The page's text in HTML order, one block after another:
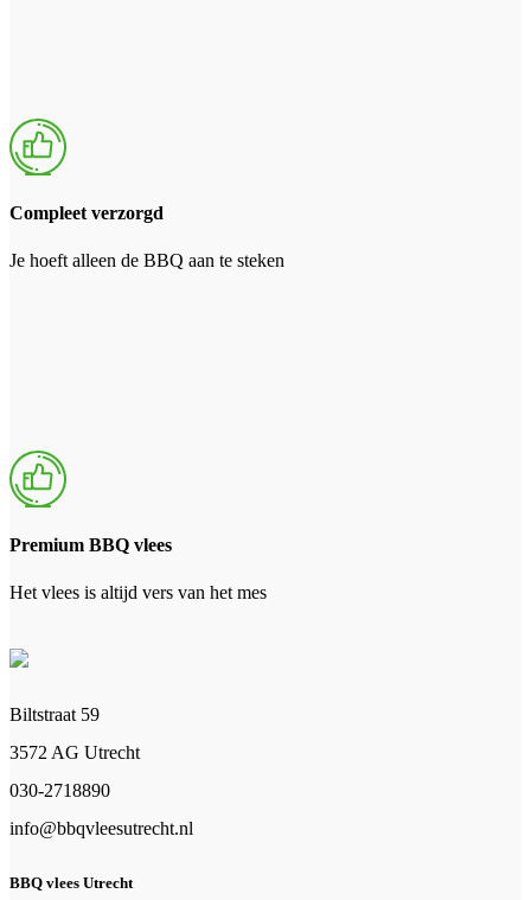
Compleet verzorgd
Je hoeft alleen de BBQ aan te steken
Premium BBQ vlees
Het vlees is altijd vers van het mes
Biltstraat 59
3572 AG Utrecht
030-2718890
info@bbqvleesutrecht.nl
BBQ vlees Utrecht